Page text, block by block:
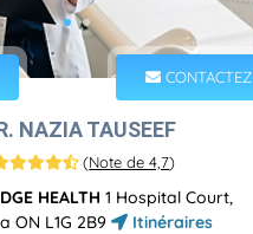
CONTACTEZ
NAZIA TAUSEEF
(Note de 4,7)
HEALTH 1 Hospital Court,
ON L1G 2B9
Itinéraires